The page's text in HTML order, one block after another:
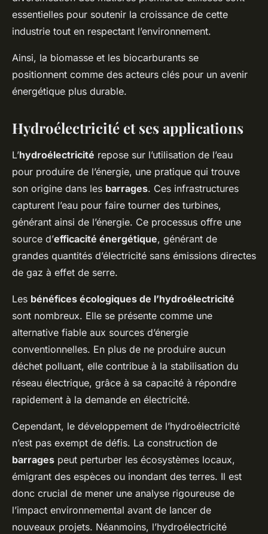
essentielles pour soutenir la croissance de cette
industrie tout en respectant l’environnement.
Ainsi, la biomasse et les biocarburants se
positionnent comme des acteurs clés pour un avenir
énergétique plus durable.
Hydroélectricité et ses applications
L’hydroélectricité repose sur l’utilisation de l’eau
pour produire de l’énergie, une pratique qui trouve
son origine dans les barrages. Ces infrastructures
capturent l’eau pour faire tourner des turbines,
générant ainsi de l’énergie. Ce processus offre une
source d’efficacité énergétique, générant de
grandes quantités d’électricité sans émissions directes
de gaz à effet de serre.
Les bénéfices écologiques de l’hydroélectricité
sont nombreux. Elle se présente comme une
alternative fiable aux sources d’énergie
conventionnelles. En plus de ne produire aucun
déchet polluant, elle contribue à la stabilisation du
réseau électrique, grâce à sa capacité à répondre
rapidement à la demande en électricité.
Cependant, le développement de l’hydroélectricité
n’est pas exempt de défis. La construction de
barrages peut perturber les écosystèmes locaux,
émigrant des espèces ou inondant des terres. Il est
donc crucial de mener une analyse rigoureuse de
l’impact environnemental avant de lancer de
nouveaux projets. Néanmoins, l’hydroélectricité